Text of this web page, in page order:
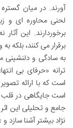
آورند. در میان
لحنی محاوره ای و
برخوردارند. این
برقرار می کنند، بلکه
به سادگی و
ترانه «حرفای بی
است که با ارائه
است جایگاهی در قلب
جامع و تحلیلی این
نژاد بیشتر آشنا